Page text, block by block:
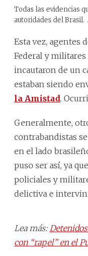
Todas las evidencias
autoridades del Brasil.
Esta vez, agentes
Federal y militares
incautaron de un
estaban siendo
la Amistad.
Generalmente,
contrabandistas
en el lado
puso ser así, ya
policiales y
delictiva e
Lea más:
con “rapel” en el